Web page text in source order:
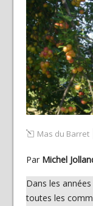
Mas du Barret
Par Michel
Dans les
toutes les